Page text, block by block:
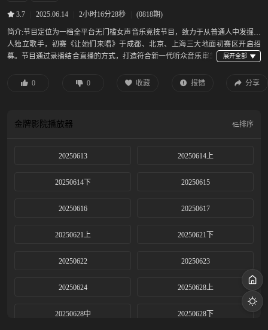
3.7 2025.06.14 2小时16分28秒 (0818期)
简介:节目定位为一档全平台无门槛女声音乐竞技节目，致力于从普通人中发掘新
人独立歌手，初赛《让她们来唱》于成都、北京、上海三大地面初赛区开启招
募。节目通过录播结合直播的方式，打造符合新一代听众音乐审美
0
0 收藏 报错 分享
金牌影院播放器 排序
20250613 20250614上
20250614下 20250615
20250616 20250617
20250621上 20250621下
20250622 20250623
20250624 20250628上
20250628中 20250628下